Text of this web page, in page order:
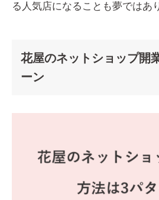
る人気店になることも夢ではあ
花屋のネットショップ開
ーン